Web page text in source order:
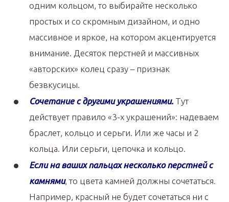
одним кольцом, то выбирайте несколько
простых и со скромным дизайном, и одно
массивное и яркое, на котором акцентируется
внимание. Десяток перстней и массивных
«авторских» колец сразу – признак
безвкусицы.
Сочетание с другими украшениями. Тут
действует правило «3-х украшений»: надеваем
браслет, кольцо и серьги. Или же часы и 2
кольца. Или серьги, цепочка и кольцо.
Если на ваших пальцах несколько перстней с
камнями, то цвета камней должны сочетаться.
Например, красный не будет сочетаться ни с